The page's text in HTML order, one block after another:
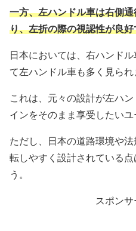
一方、左ハンドル車は右側
り、左折の際の視認性が良好
日本においては、右ハンド
て左ハンドル車も多く見られ
これは、元々の設計が左ハ
インをそのまま享受したいユ
ただし、日本の道路環境や
転しやすく設計されている
う。
スポンサ